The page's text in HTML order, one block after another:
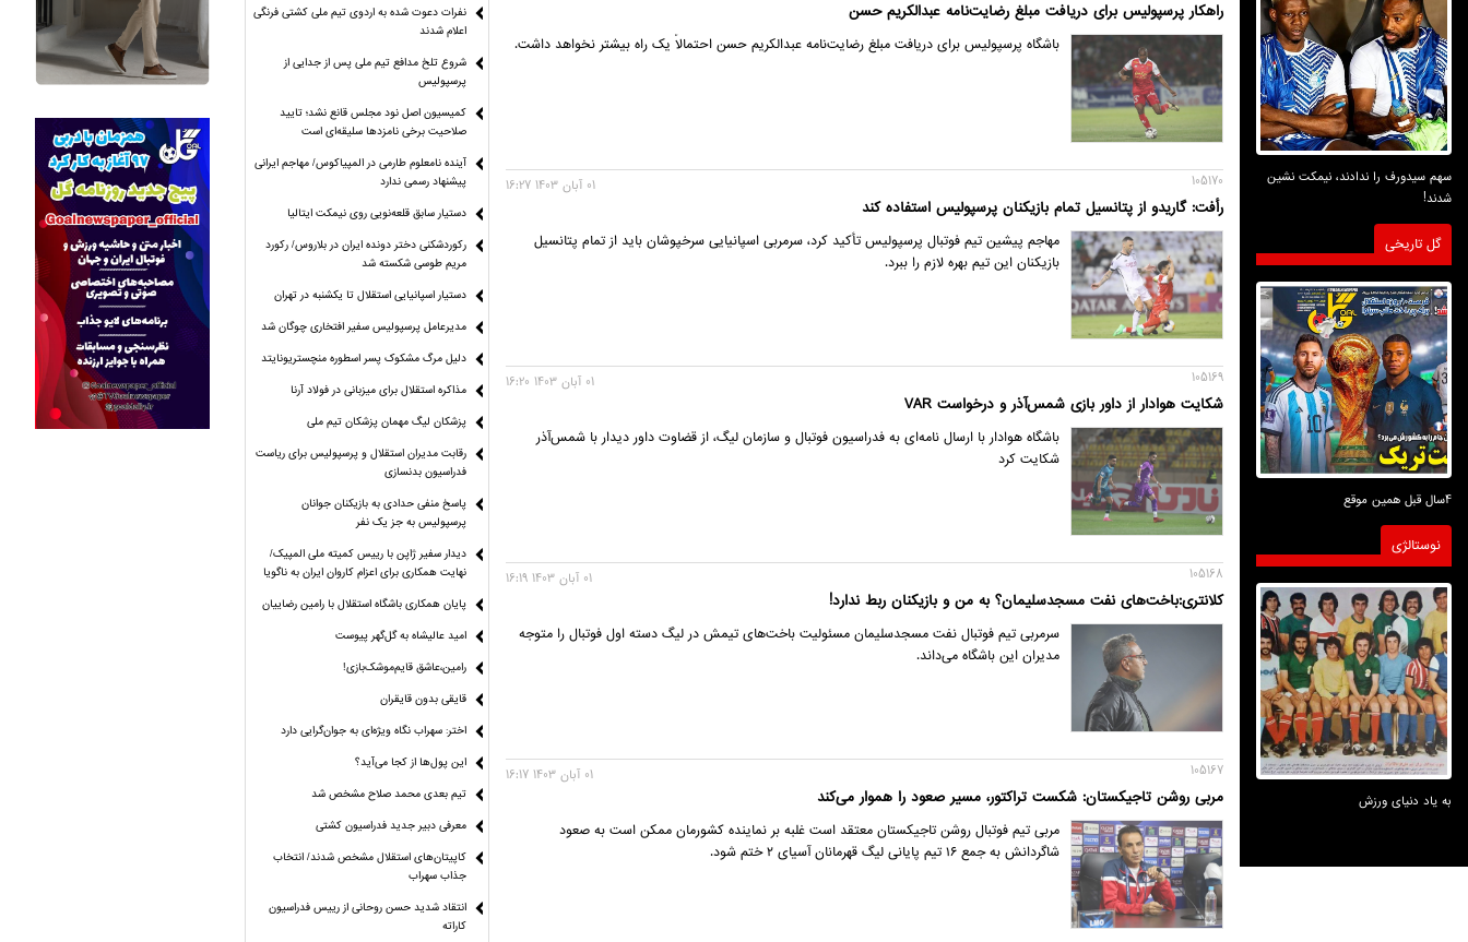
راهکار پرسپولیس برای دریافت مبلغ رضایت‌نامه عبدالکریم حسن
باشگاه پرسپولیس برای دریافت مبلغ رضایت‌نامه عبدالکریم حسن احتمالاً یک راه بیشتر نخواهد داشت.
105170
رأفت: گاریدو از پتانسیل تمام بازیکنان پرسپولیس استفاده کند
01 آبان 1403 16:27
مهاجم پیشین تیم فوتبال پرسپولیس تأکید کرد، سرمربی اسپانیایی سرخپوشان باید از تمام پتانسیل
بازیکنان این تیم بهره لازم را ببرد.
105169
شکایت هوادار از داور بازی شمس‌آذر و درخواست VAR
01 آبان 1403 16:20
باشگاه هوادار با ارسال نامه‌ای به فدراسیون فوتبال و سازمان لیگ، از قضاوت داور دیدار با شمس‌آذر
شکایت کرد
105168
کلانتری:باخت‌های نفت مسجدسلیمان؟ به من و بازیکنان ربط ندارد!
01 آبان 1403 16:19
سرمربی تیم فوتبال نفت مسجدسلیمان مسئولیت باخت‌های تیمش در لیگ دسته اول فوتبال را متوجه
مدیران این باشگاه می‌داند.
105167
مربی روشن تاجیکستان: شکست تراکتور، مسیر صعود را هموار می‌کند
01 آبان 1403 16:17
مربی تیم فوتبال روشن تاجیکستان معتقد است غلبه بر نماینده کشورمان ممکن است به صعود
شاگردانش به جمع ۱۶ تیم پایانی لیگ قهرمانان آسیای ۲ ختم شود.
سهم سیدورف را ندادند، نیمکت نشین
شدند!
گل تاریخی
4سال قبل همین موقع
نوستالژی
به یاد دنیای ورزش
نفرات دعوت شده به اردوی تیم ملی کشتی فرنگی
اعلام شدند
شروع تلخ مدافع تیم ملی پس از جدایی از
پرسپولیس
کمیسیون اصل نود مجلس قانع نشد؛ تایید
صلاحیت برخی نامزدها سلیقه‌ای است
آینده نامعلوم طارمی در المپیاکوس/ مهاجم ایرانی
پیشنهاد رسمی ندارد
دستیار سابق قلعه‌نویی روی نیمکت ایتالیا
رکوردشکنی دختر دونده ایران در بلاروس/ رکورد
مریم طوسی شکسته شد
دستیار اسپانیایی استقلال تا یکشنبه در تهران
مدیرعامل پرسپولیس سفیر افتخاری چوگان شد
دلیل مرگ مشکوک پسر اسطوره منچستریونایتد
مذاکره استقلال برای میزبانی در فولاد آرنا
پزشکان لیگ مهمان پزشکان تیم ملی
رقابت مدیران استقلال و پرسپولیس برای ریاست
فدراسیون بدنسازی
پاسخ منفی حدادی به بازیکنان جوانان
پرسپولیس به جز یک نفر
دیدار سفیر ژاپن با رییس کمیته ملی المپیک/
نهایت همکاری برای اعزام کاروان ایران به ناگویا
پایان همکاری باشگاه استقلال با رامین رضاییان
امید عالیشاه به گل‌گهر پیوست
رامین،عاشق قایم‌موشک‌بازی!
قایقی بدون قایقران
اختر: سهراب نگاه ویژه‌ای به جوان‌گرایی دارد
این پول‌ها از کجا می‌آید؟
تیم بعدی محمد صلاح مشخص شد
معرفی دبیر جدید فدراسیون کشتی
کاپیتان‌های استقلال مشخص شدند/ انتخاب
جذاب سهراب
انتقاد شدید حسن روحانی از رییس فدراسیون
کاراته